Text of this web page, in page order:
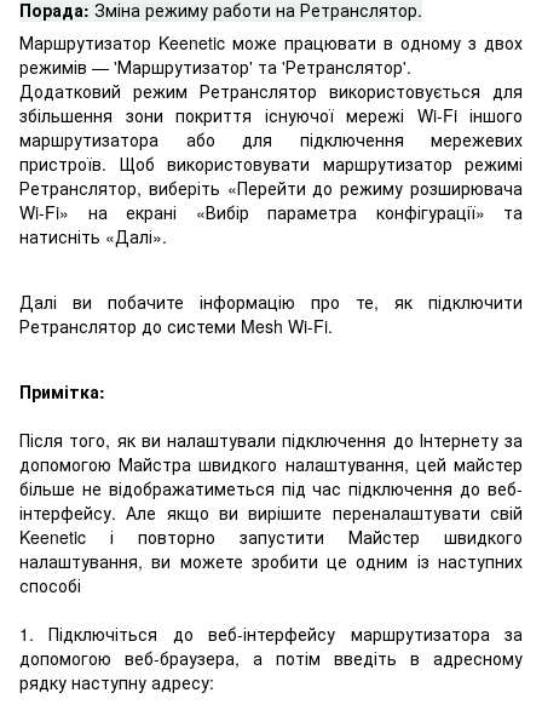
Порада: Зміна режиму работи на Ретранслятор.
Маршрутизатор Keenetic може працювати в одному з двох
режимів — 'Маршрутизатор' та 'Ретранслятор'.
Додатковий режим Ретранслятор використовується для
збільшення зони покриття існуючої мережі Wi-Fi іншого
маршрутизатора або для підключення мережевих
пристроїв. Щоб використовувати маршрутизатор режимі
Ретранслятор, виберіть «Перейти до режиму розширювача
Wi-Fi» на екрані «Вибір параметра конфігурації» та
натисніть «Далі».
Далі ви побачите інформацію про те, як підключити
Ретранслятор до системи Mesh Wi-Fi.
Примітка:
Після того, як ви налаштували підключення до Інтернету за
допомогою Майстра швидкого налаштування, цей майстер
більше не відображатиметься під час підключення до веб-
інтерфейсу. Але якщо ви вирішите переналаштувати свій
Keenetic і повторно запустити Майстер швидкого
налаштування, ви можете зробити це одним із наступних
способі
1. Підключіться до веб-інтерфейсу маршрутизатора за
допомогою веб-браузера, а потім введіть в адресному
рядку наступну адресу: